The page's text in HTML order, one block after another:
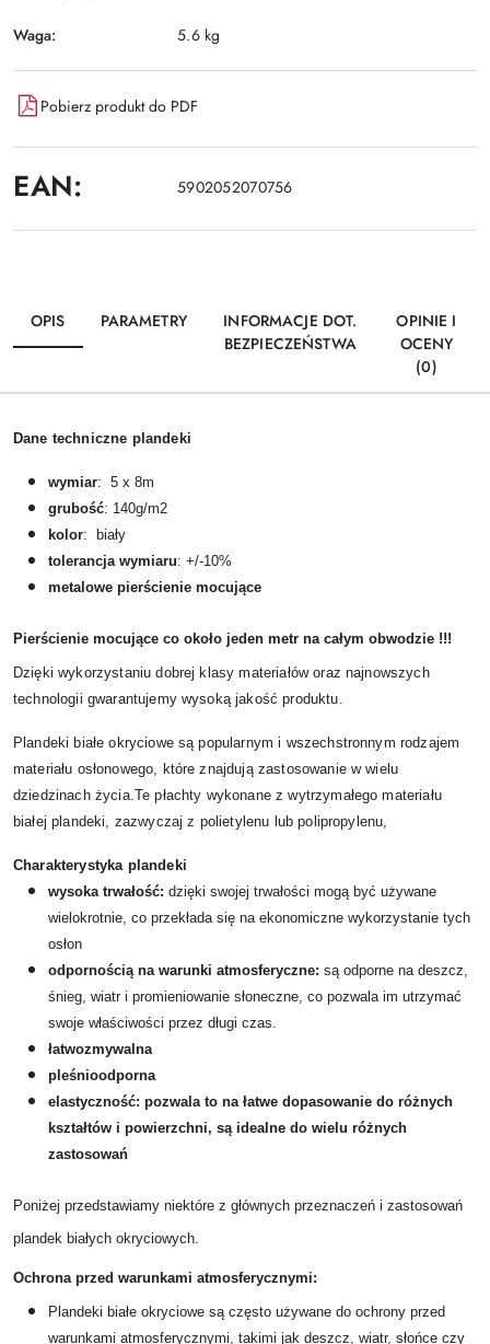
Waga: 5.6 kg
Pobierz produkt do PDF
EAN: 5902052070756
OPIS PARAMETRY
INFORMACJE DOT.
BEZPIECZEŃSTWA
OPINIE I
OCENY
(0)
Dane techniczne plandeki
wymiar: 5 x 8m
grubość: 140g/m2
kolor: biały
tolerancja wymiaru: +/-10%
metalowe pierścienie mocujące
Pierścienie mocujące co około jeden metr na całym obwodzie !!!
Dzięki wykorzystaniu dobrej klasy materiałów oraz najnowszych
technologii gwarantujemy wysoką jakość produktu.
Plandeki białe okryciowe są popularnym i wszechstronnym rodzajem
materiału osłonowego, które znajdują zastosowanie w wielu
dziedzinach życia.Te płachty wykonane z wytrzymałego materiału
białej plandeki, zazwyczaj z polietylenu lub polipropylenu,
Charakterystyka plandeki
wysoka trwałość: dzięki swojej trwałości mogą być używane
wielokrotnie, co przekłada się na ekonomiczne wykorzystanie tych
osłon
odpornością na warunki atmosferyczne: są odporne na deszcz,
śnieg, wiatr i promieniowanie słoneczne, co pozwala im utrzymać
swoje właściwości przez długi czas.
łatwozmywalna
pleśnioodporna
elastyczność: pozwala to na łatwe dopasowanie do różnych
kształtów i powierzchni, są idealne do wielu różnych
zastosowań
Poniżej przedstawiamy niektóre z głównych przeznaczeń i zastosowań
plandek białych okryciowych.
Ochrona przed warunkami atmosferycznymi:
Plandeki białe okryciowe są często używane do ochrony przed
warunkami atmosferycznymi, takimi jak deszcz, wiatr, słońce czy